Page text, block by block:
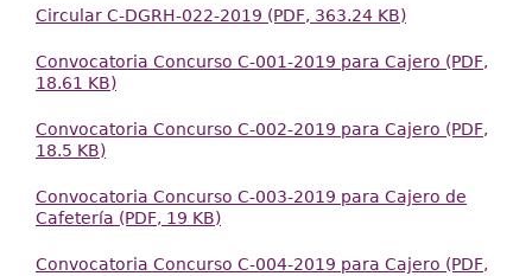
Circular C-DGRH-022-2019 (PDF, 363.24 KB)
Convocatoria Concurso C-001-2019 para Cajero (PDF,
18.61 KB)
Convocatoria Concurso C-002-2019 para Cajero (PDF,
18.5 KB)
Convocatoria Concurso C-003-2019 para Cajero de
Cafetería (PDF, 19 KB)
Convocatoria Concurso C-004-2019 para Cajero (PDF,